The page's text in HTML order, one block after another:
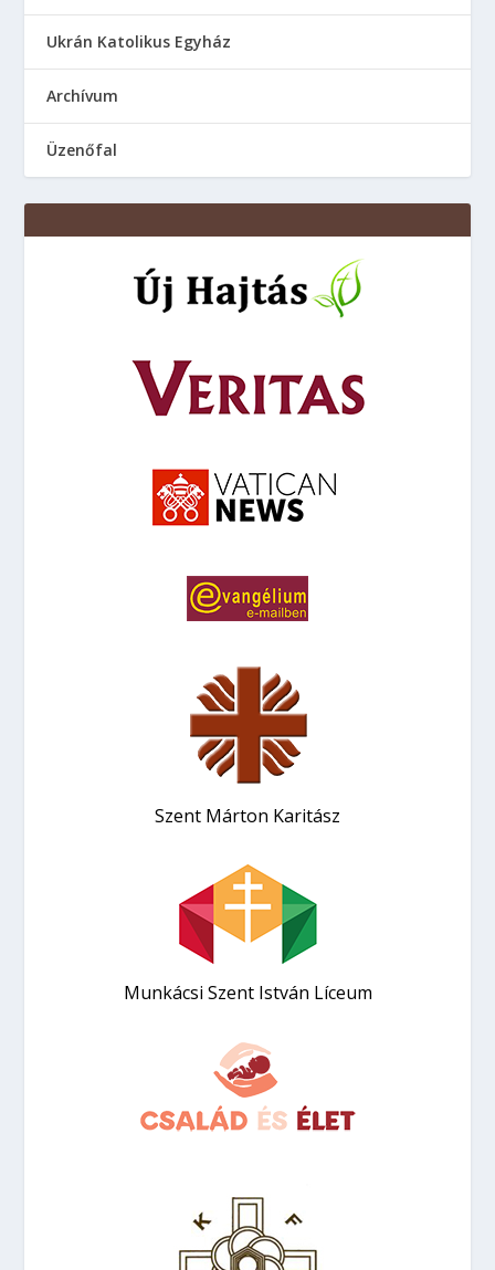
Ukrán Katolikus Egyház
Аrchívum
Üzenőfal
Szent Márton Karitász
Munkácsi Szent István Líceum